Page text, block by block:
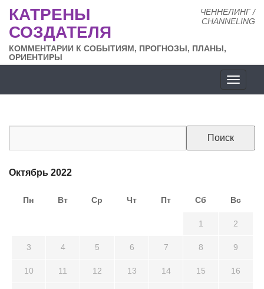
ЧЕННЕЛИНГ /
CHANNELING
КАТРЕНЫ
СОЗДАТЕЛЯ
КОММЕНТАРИИ К СОБЫТИЯМ, ПРОГНОЗЫ, ПЛАНЫ,
ОРИЕНТИРЫ
сайта
Октябрь 2022
Пн Вт Ср Чт Пт Сб Вс
1 2
3 4 5 6 7 8 9
10 11 12 13 14 15 16